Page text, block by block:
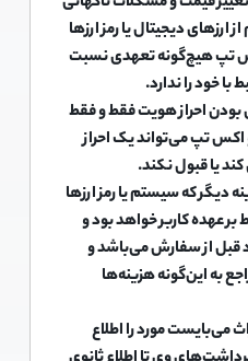
دیجیتال یا رمز ارزها
تپ هیچ‌گونه تعهدی نسبت
با خود را ندارد.
بودن احراز هویت فقط و فقط
تپ می‌تواند یک احراز
یا قبول نکند.
دیگر که سیستم یا رمز ارزها
بر عهده کاربر خواهد بود و
قبل از سفارش می‌باشد و
به این‌گونه هزینه‌ها
می‌بایست مورد را اطلاع